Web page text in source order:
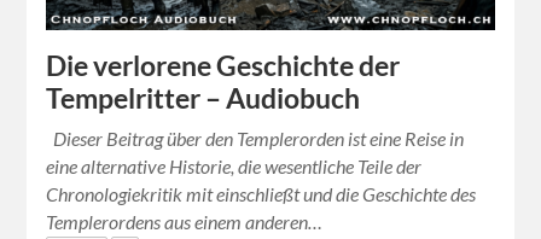
Die verlorene Geschichte der
Tempelritter – Audiobuch
Dieser Beitrag über den Templerorden ist eine Reise in
eine alternative Historie, die wesentliche Teile der
Chronologiekritik mit einschließt und die Geschichte des
Templerordens aus einem anderen…